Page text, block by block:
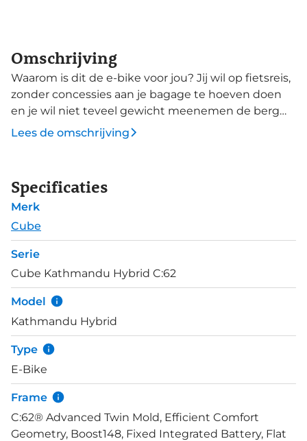
Omschrijving
Waarom is dit de e-bike voor jou? Jij wil op fietsreis,
zonder concessies aan je bagage te hoeven doen
en je wil niet teveel gewicht meenemen de berg
op. De Cube Kathmandu Hybrid C:62 is je
vertrouwde trekking e-bike, maar dan van licht C:62
koppel. Aan de draagkracht is niets veranderd en de
rijeigenschappen van een trekking e-bike blijven
behouden. Alleen is deze carbon uitvoering, lichter
en wendbaarder. De IC 3.0 bagagedrager is net als
bij de aluminium uitvoering gereed voor jouw
bagage te dragen. De drager is uitgerust met
geïntegreerde klemveer en een RILink-adapter
voor montage van tassen. Deze e-bike is uitgerust
met de lichte SX-motor van Bosch, inclusief een
compacte 400 Wh accu en een Kiox 500 display
met LED-bediening. De groepset is een
betrouwbare Shimano Deore 12-speed transmissie.
Lees de omschrijving
Specificaties
Merk
Cube
Serie
Cube Kathmandu Hybrid C:62
Model
Kathmandu Hybrid
Type
E-Bike
Frame
C:62® Advanced Twin Mold, Efficient Comfort
Geometry, Boost148, Fixed Integrated Battery, Flat